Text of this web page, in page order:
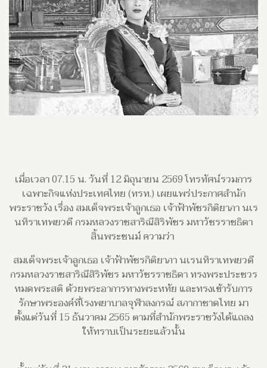
เมื่อเวลา 07.15 น. วันที่ 12 มิถุนายน 2569 โทรทัศน์รวมการ
เฉพาะกิจแห่งประเทศไทย (ทรท.) เผยแพร่ประกาศสำนัก
พระราชวัง เรื่อง สมเด็จพระเจ้าลูกเธอ เจ้าฟ้าพัชรกิติยาภา นเร
นทิราเทพยวดี กรมหลวงราชสาริณีสิริพัชร มหาวัชรราชธิดา
สิ้นพระชนม์ ความว่า
สมเด็จพระเจ้าลูกเธอ เจ้าฟ้าพัชรกิติยาภา นเรนทิราเทพยวดี
กรมหลวงราชสาริณีสิริพัชร มหาวัชรราชธิดา ทรงพระประชวร
หมดพระสติ ด้วยพระอาการทางพระหทัย และทรงเข้ารับการ
รักษาพระองค์ที่โรงพยาบาลจุฬาลงกรณ์ สภากาชาดไทย มา
ตั้งแต่วันที่ 15 ธันวาคม 2565 ตามที่สำนักพระราชวังได้แถลง
ให้ทราบเป็นระยะแล้วนั้น